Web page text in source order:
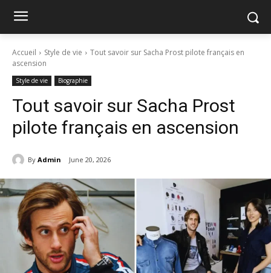
Accueil Style de vie
Tout savoir sur Sacha Prost pilote français en
ascension
Style de vie Biographie
Tout savoir sur Sacha Prost
pilote français en ascension
By Admin June 20, 2026